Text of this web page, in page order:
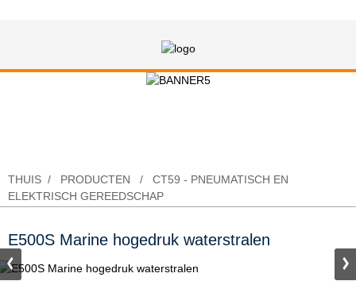
THUIS PRODUCTEN
CT59 - PNEUMATISCH EN
ELEKTRISCH GEREEDSCHAP
E500S Marine hogedruk waterstralen